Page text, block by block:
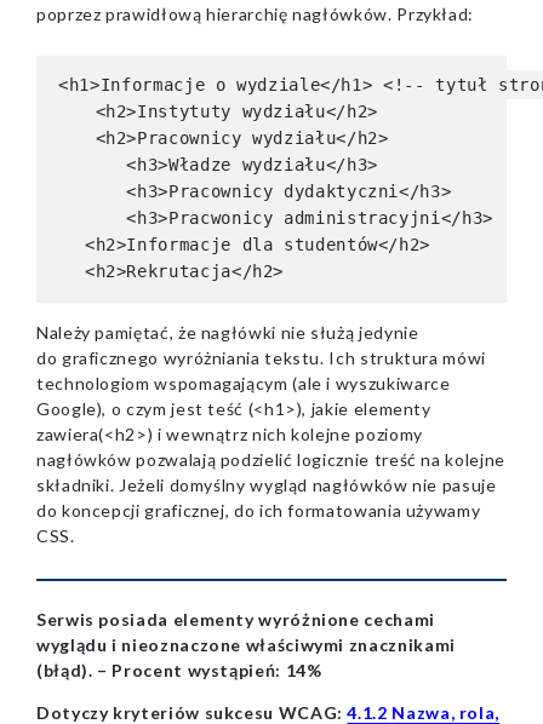
poprzez prawidłową hierarchię nagłówków. Przykład:
<h1>Informacje o wydziale</h1> <!-- tytuł
    <h2>Instytuty wydziału</h2>
    <h2>Pracownicy wydziału</h2>
       <h3>Władze wydziału</h3>
       <h3>Pracownicy dydaktyczni</h3>
       <h3>Pracwonicy administracyjni</h3>
   <h2>Informacje dla studentów</h2>
Należy pamiętać, że nagłówki nie służą jedynie
do graficznego wyróżniania tekstu. Ich struktura mówi
technologiom wspomagającym (ale i wyszukiwarce
Google), o czym jest teść (<h1>), jakie elementy
zawiera(<h2>) i wewnątrz nich kolejne poziomy
nagłówków pozwalają podzielić logicznie treść na kolejne
składniki. Jeżeli domyślny wygląd nagłówków nie pasuje
do koncepcji graficznej, do ich formatowania używamy
CSS.
Serwis posiada elementy wyróżnione cechami
wyglądu i nieoznaczone właściwymi znacznikami
(błąd). – Procent wystąpień: 14%
Dotyczy kryteriów sukcesu WCAG:4.1.2 Nazwa, rola,